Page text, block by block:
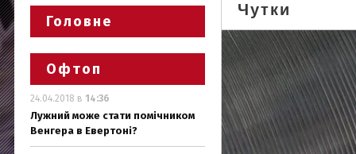
Головне
Офтоп
24.04.2018 в 14:36
Лужний може стати помічником
Венгера в Евертоні?
Чутки